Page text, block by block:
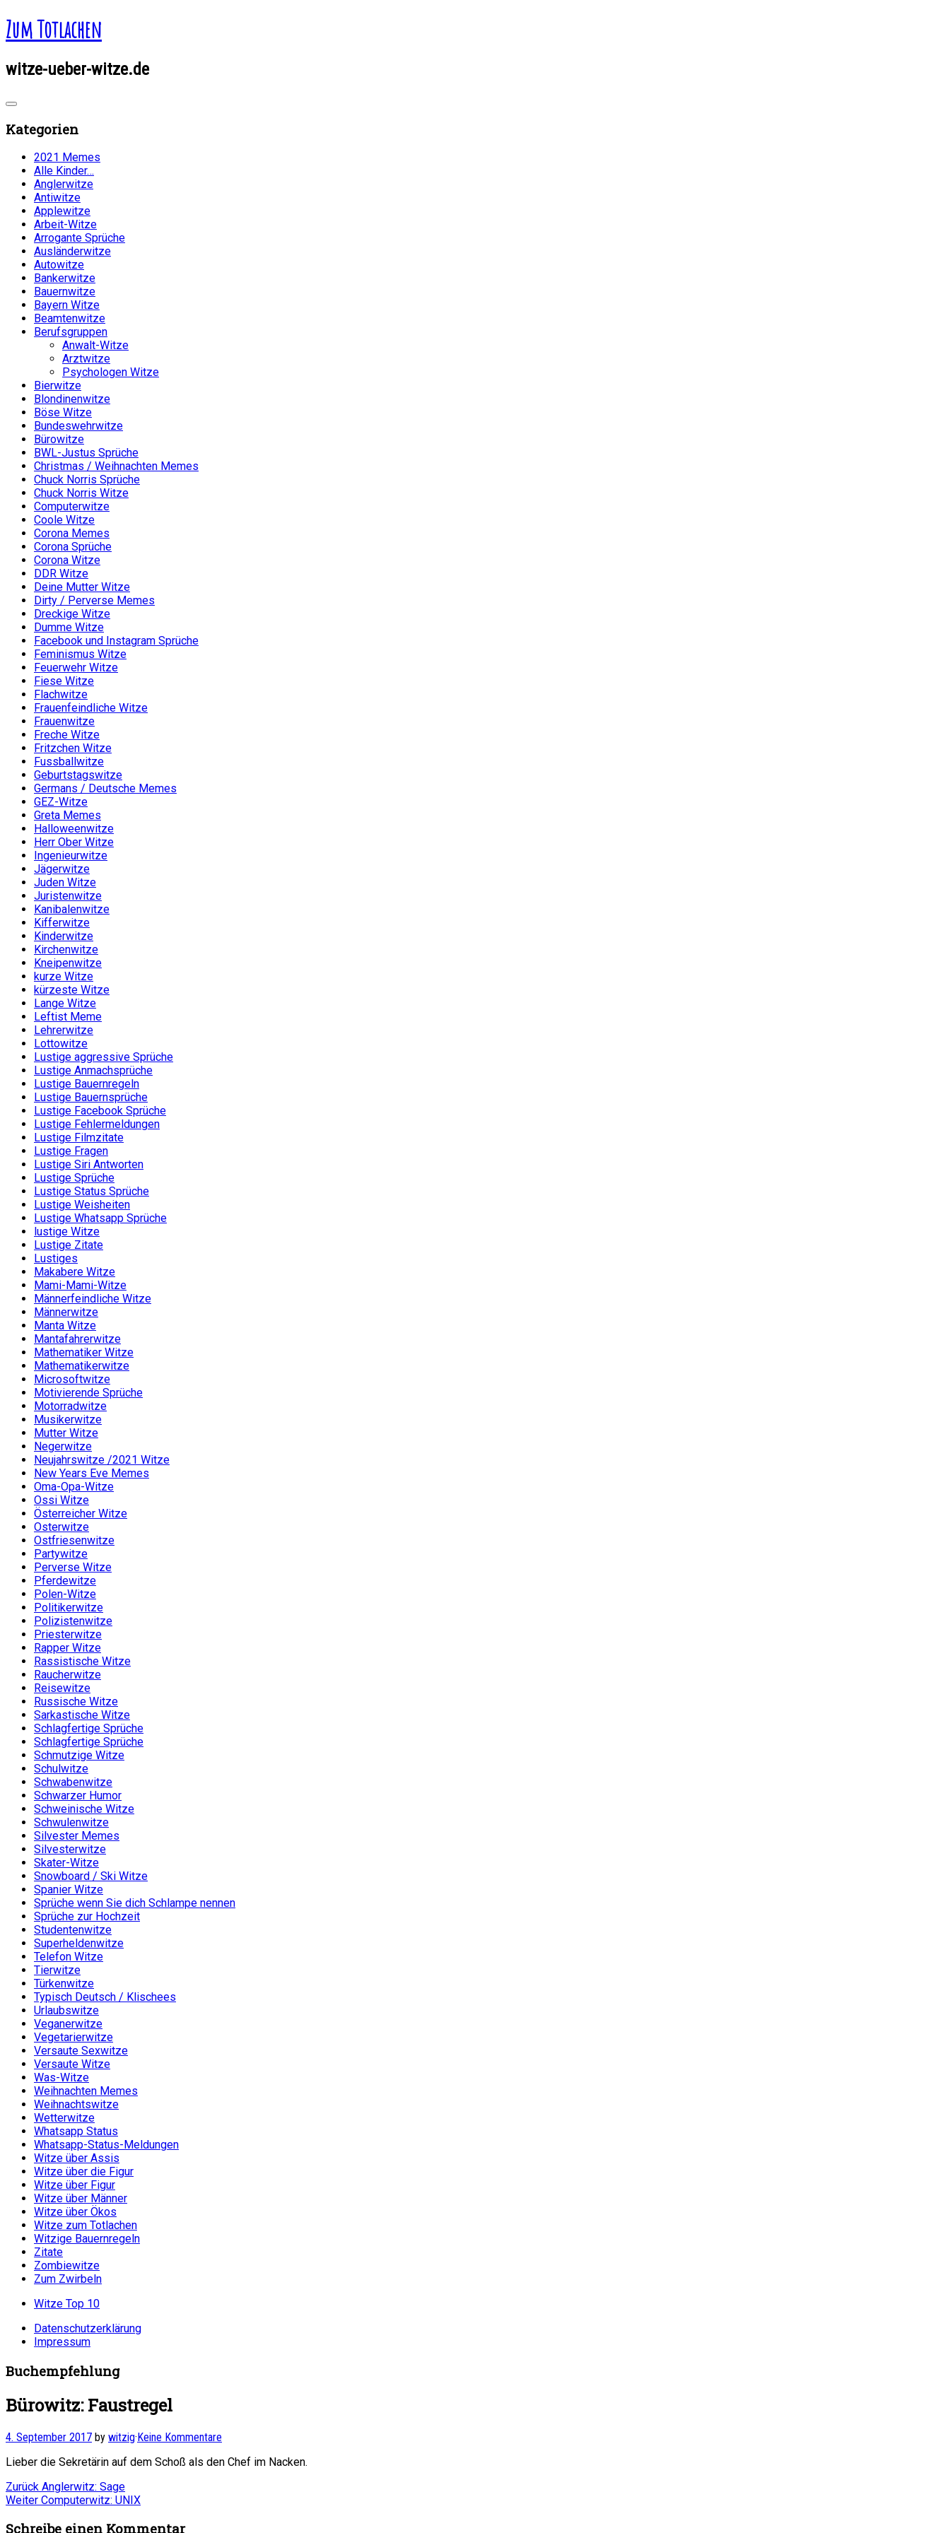
Zum Totlachen
witze-ueber-witze.de
Kategorien
2021 Memes
Alle Kinder…
Anglerwitze
Antiwitze
Applewitze
Arbeit-Witze
Arrogante Sprüche
Ausländerwitze
Autowitze
Bankerwitze
Bauernwitze
Bayern Witze
Beamtenwitze
Berufsgruppen
Anwalt-Witze
Arztwitze
Psychologen Witze
Bierwitze
Blondinenwitze
Böse Witze
Bundeswehrwitze
Bürowitze
BWL-Justus Sprüche
Christmas / Weihnachten Memes
Chuck Norris Sprüche
Chuck Norris Witze
Computerwitze
Coole Witze
Corona Memes
Corona Sprüche
Corona Witze
DDR Witze
Deine Mutter Witze
Dirty / Perverse Memes
Dreckige Witze
Dumme Witze
Facebook und Instagram Sprüche
Feminismus Witze
Feuerwehr Witze
Fiese Witze
Flachwitze
Frauenfeindliche Witze
Frauenwitze
Freche Witze
Fritzchen Witze
Fussballwitze
Geburtstagswitze
Germans / Deutsche Memes
GEZ-Witze
Greta Memes
Halloweenwitze
Herr Ober Witze
Ingenieurwitze
Jägerwitze
Juden Witze
Juristenwitze
Kanibalenwitze
Kifferwitze
Kinderwitze
Kirchenwitze
Kneipenwitze
kurze Witze
kürzeste Witze
Lange Witze
Leftist Meme
Lehrerwitze
Lottowitze
Lustige aggressive Sprüche
Lustige Anmachsprüche
Lustige Bauernregeln
Lustige Bauernsprüche
Lustige Facebook Sprüche
Lustige Fehlermeldungen
Lustige Filmzitate
Lustige Fragen
Lustige Siri Antworten
Lustige Sprüche
Lustige Status Sprüche
Lustige Weisheiten
Lustige Whatsapp Sprüche
lustige Witze
Lustige Zitate
Lustiges
Makabere Witze
Mami-Mami-Witze
Männerfeindliche Witze
Männerwitze
Manta Witze
Mantafahrerwitze
Mathematiker Witze
Mathematikerwitze
Microsoftwitze
Motivierende Sprüche
Motorradwitze
Musikerwitze
Mutter Witze
Negerwitze
Neujahrswitze /2021 Witze
New Years Eve Memes
Oma-Opa-Witze
Ossi Witze
Österreicher Witze
Osterwitze
Ostfriesenwitze
Partywitze
Perverse Witze
Pferdewitze
Polen-Witze
Politikerwitze
Polizistenwitze
Priesterwitze
Rapper Witze
Rassistische Witze
Raucherwitze
Reisewitze
Russische Witze
Sarkastische Witze
Schlagfertige Sprüche
Schlagfertige Sprüche
Schmutzige Witze
Schulwitze
Schwabenwitze
Schwarzer Humor
Schweinische Witze
Schwulenwitze
Silvester Memes
Silvesterwitze
Skater-Witze
Snowboard / Ski Witze
Spanier Witze
Sprüche wenn Sie dich Schlampe nennen
Sprüche zur Hochzeit
Studentenwitze
Superheldenwitze
Telefon Witze
Tierwitze
Türkenwitze
Typisch Deutsch / Klischees
Urlaubswitze
Veganerwitze
Vegetarierwitze
Versaute Sexwitze
Versaute Witze
Was-Witze
Weihnachten Memes
Weihnachtswitze
Wetterwitze
Whatsapp Status
Whatsapp-Status-Meldungen
Witze über Assis
Witze über die Figur
Witze über Figur
Witze über Männer
Witze über Ökos
Witze zum Totlachen
Witzige Bauernregeln
Zitate
Zombiewitze
Zum Zwirbeln
Witze Top 10
Datenschutzerklärung
Impressum
Buchempfehlung
Bürowitz: Faustregel
4. September 2017 by witzig·Keine Kommentare
Lieber die Sekretärin auf dem Schoß als den Chef im Nacken.
Beitragsnavigation
Zurück Vorheriger
Beitrag:
Anglerwitz: Sage
Weiter Nächster
Computerwitz: UNIX
Schreibe einen Kommentar